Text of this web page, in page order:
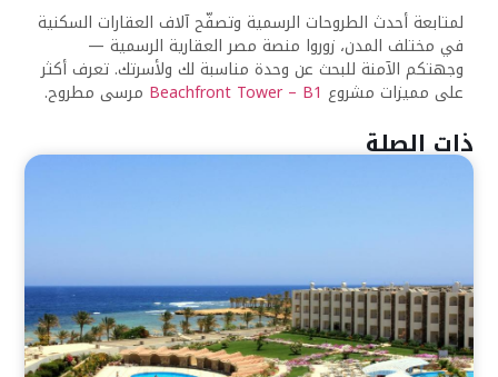
لمتابعة أحدث الطروحات الرسمية وتصفّح آلاف العقارات السكنية
في مختلف المدن، زوروا منصة مصر العقارية الرسمية —
وجهتكم الآمنة للبحث عن وحدة مناسبة لك ولأسرتك. تعرف أكثر
على مميزات مشروع Beachfront Tower – B1 مرسى مطروح.
ذات الصلة